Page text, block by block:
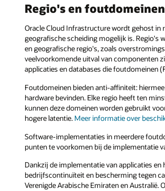
Regio's en foutdomeinen
Oracle Cloud Infrastructure wordt gehost in
geografische scheiding mogelijk is.
en geografische regio's, zoals
veelvoorkomende uitval van componenten
applicaties en databases die foutdomeinen
Foutdomeinen bieden anti-affiniteit:
hardware bevinden. Elke regio heeft ten
kunnen deze domeinen worden gebruikt
hogere latentie. Meer informatie over
Software-implementaties in meerdere
punten te voorkomen bij de implementatie
Dankzij de implementatie van applicaties
bedrijfscontinuïteit en bescherming tegen
Verenigde Arabische Emiraten en Australië.